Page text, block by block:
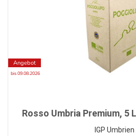
Angebot
bis 09.08.2026
Rosso Umbria Premium, 5
IGP Umbrien